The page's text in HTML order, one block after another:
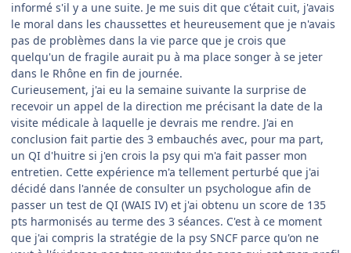
informé s'il y a une suite. Je me suis dit que c'était cuit, j'avais
le moral dans les chaussettes et heureusement que je n'avais
pas de problèmes dans la vie parce que je crois que
quelqu'un de fragile aurait pu à ma place songer à se jeter
dans le Rhône en fin de journée.
Curieusement, j'ai eu la semaine suivante la surprise de
recevoir un appel de la direction me précisant la date de la
visite médicale à laquelle je devrais me rendre. J'ai en
conclusion fait partie des 3 embauchés avec, pour ma part,
un QI d'huitre si j'en crois la psy qui m'a fait passer mon
entretien. Cette expérience m'a tellement perturbé que j'ai
décidé dans l'année de consulter un psychologue afin de
passer un test de QI (WAIS IV) et j'ai obtenu un score de 135
pts harmonisés au terme des 3 séances. C'est à ce moment
que j'ai compris la stratégie de la psy SNCF parce qu'on ne